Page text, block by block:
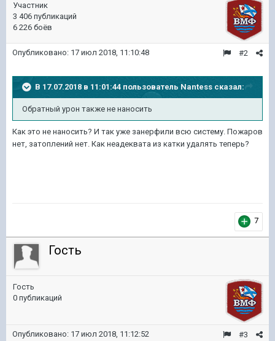
Участник
3 406 публикаций
6 226 боёв
#2
Опубликовано: 17 июл 2018, 11:10:48
В 17.07.2018 в 11:01:44 пользователь Nantess сказал:
Обратный урон также не наносить
Как это не наносить? И так уже занерфили всю систему. Пожаров
нет, затоплений нет. Как неадеквата из катки удалять теперь?
7
Гость
Гость
0 публикаций
#3
Опубликовано: 17 июл 2018, 11:12:52